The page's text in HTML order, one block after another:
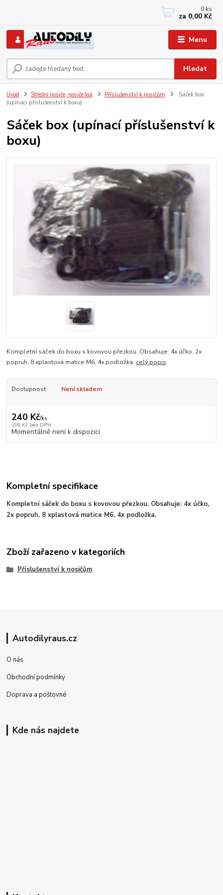
Menu
Hledat
+420 733767377
PO-PÁ: 8 - 12, 13 - 17
0 ks
za 0,00 Kč
Úvod Střešní nosiče, nosiče kol Příslušenství k nosičům
Sáček box
(upínací příslušenství k boxu)
Sáček box (upínací příslušenství k
boxu)
Kompletní sáček do boxu s kovovou přezkou. Obsahuje: 4x účko, 2x
popruh, 8 xplastová matice M6, 4x podložka. celý popis
Dostupnost Není skladem
240 Kč/ks
198 Kč bez DPH
Momentálně není k dispozici
Kompletní specifikace
Kompletní sáček do boxu s kovovou přezkou. Obsahuje: 4x účko,
2x popruh, 8 xplastová matice M6, 4x podložka.
Zboží zařazeno v kategoriích
Příslušenství k nosičům
Autodilyraus.cz
O nás
Obchodní podmínky
Doprava a poštovné
Kde nás najdete